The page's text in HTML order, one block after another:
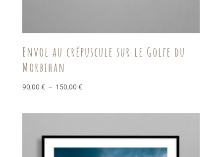
Envol au crépuscule sur le Golfe du
Morbihan
90,00 € – 150,00 €Plage